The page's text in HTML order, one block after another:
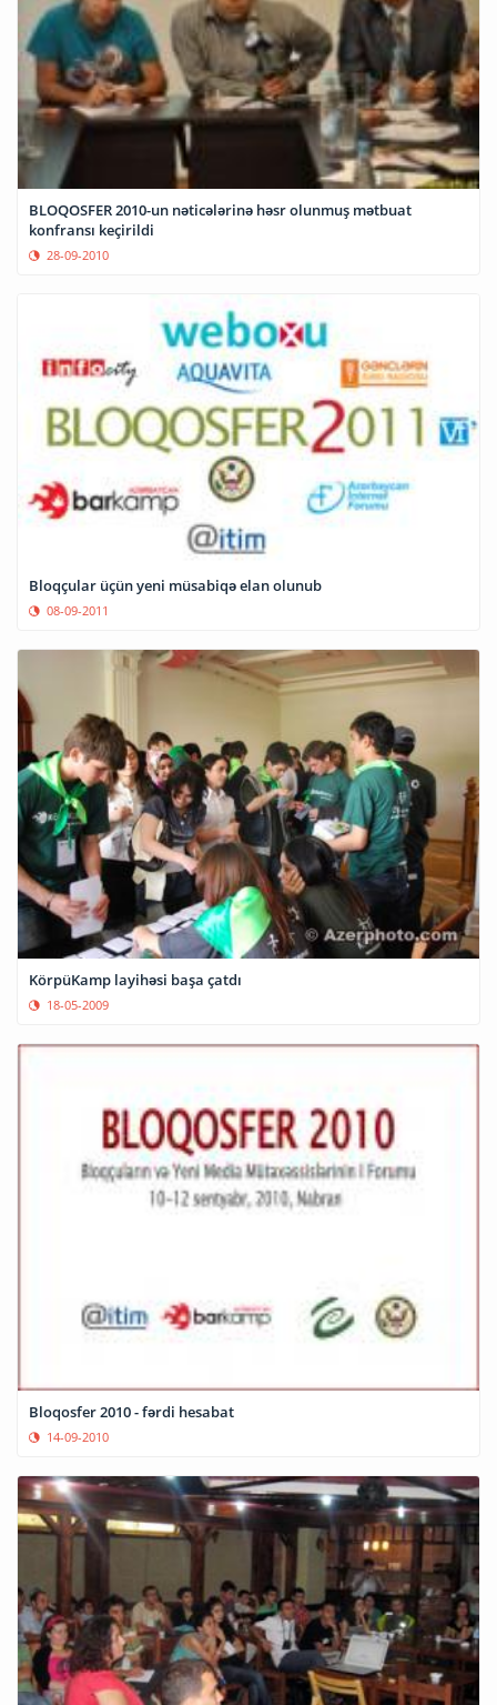
BLOQOSFER 2010-un nəticələrinə həsr olunmuş mətbuat
konfransı keçirildi
28-09-2010
Bloqçular üçün yeni müsabiqə elan olunub
08-09-2011
KörpüKamp layihəsi başa çatdı
18-05-2009
Bloqosfer 2010 - fərdi hesabat
14-09-2010